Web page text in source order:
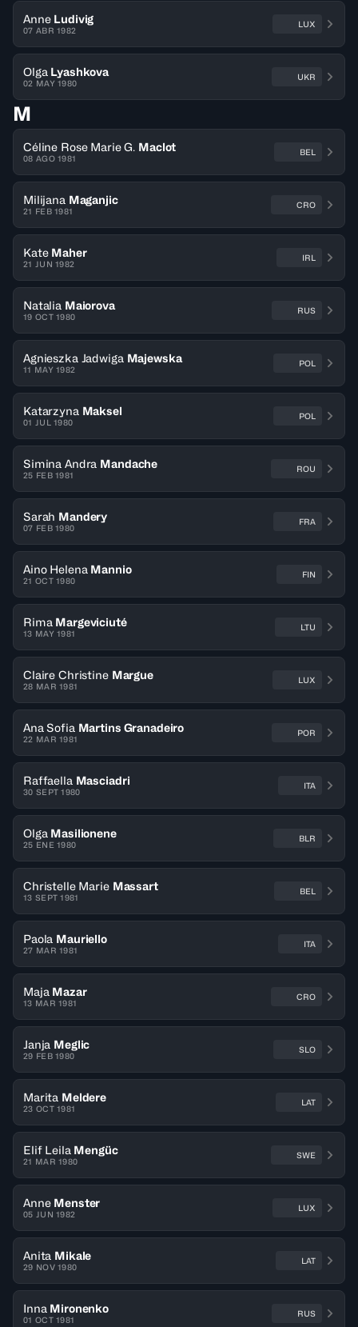
Anne Ludivig
07 ABR 1982
LUX
Olga Lyashkova
02 MAY 1980
UKR
M
Céline Rose Marie G. Maclot
08 AGO 1981
BEL
Milijana Maganjic
21 FEB 1981
CRO
Kate Maher
21 JUN 1982
IRL
Natalia Maiorova
19 OCT 1980
RUS
Agnieszka Jadwiga Majewska
11 MAY 1982
POL
Katarzyna Maksel
01 JUL 1980
POL
Simina Andra Mandache
25 FEB 1981
ROU
Sarah Mandery
07 FEB 1980
FRA
Aino Helena Mannio
21 OCT 1980
FIN
Rima Margeviciuté
13 MAY 1981
LTU
Claire Christine Margue
28 MAR 1981
LUX
Ana Sofia Martins Granadeiro
22 MAR 1981
POR
Raffaella Masciadri
30 SEPT 1980
ITA
Olga Masilionene
25 ENE 1980
BLR
Christelle Marie Massart
13 SEPT 1981
BEL
Paola Mauriello
27 MAR 1981
ITA
Maja Mazar
13 MAR 1981
CRO
Janja Meglic
29 FEB 1980
SLO
Marita Meldere
23 OCT 1981
LAT
Elif Leila Mengüc
21 MAR 1980
SWE
Anne Menster
05 JUN 1982
LUX
Anita Mikale
29 NOV 1980
LAT
Inna Mironenko
01 OCT 1981
RUS